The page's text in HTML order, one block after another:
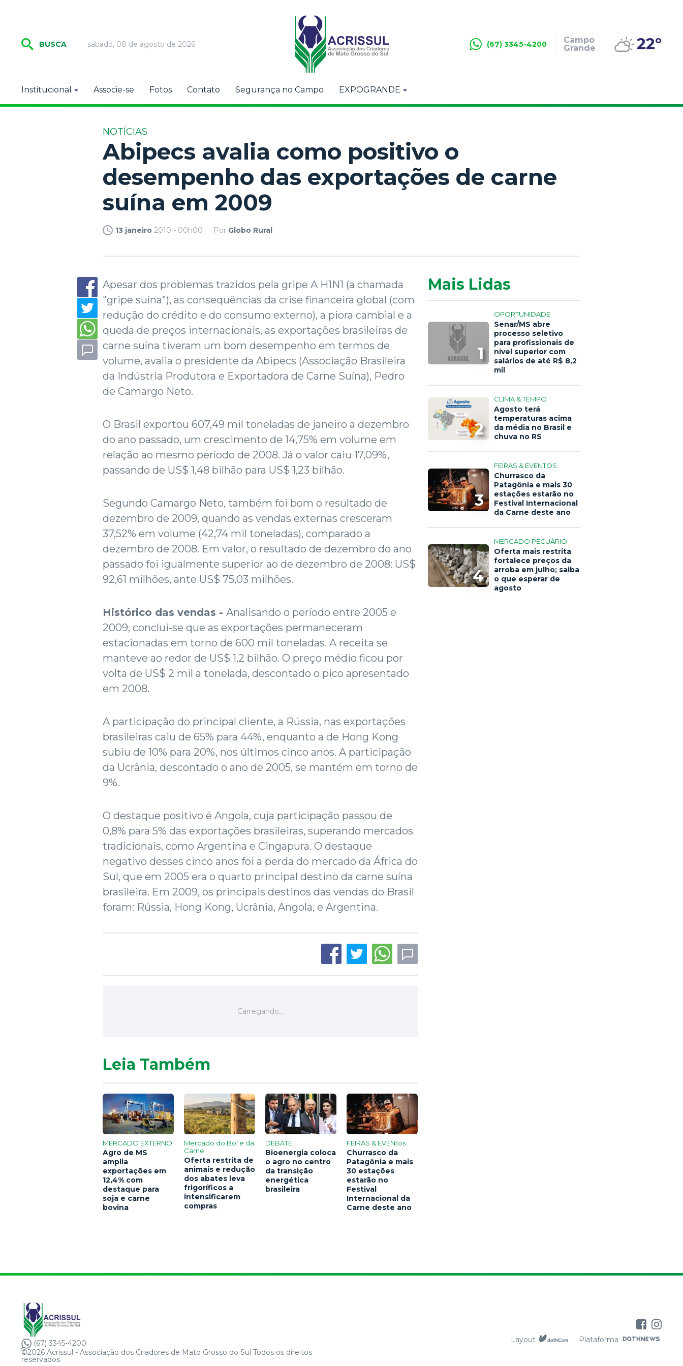
BUSCA sábado, 08 de agosto de 2026 (67) 3345-4200
Campo
Grande
22º
Institucional Associe-se Fotos Contato Segurança no Campo EXPOGRANDE
NOTÍCIAS
Abipecs avalia como positivo o
desempenho das exportações de carne
suína em 2009
13 janeiro 2010 - 00h00 Por Globo Rural
Apesar dos problemas trazidos pela gripe A H1N1 (a chamada
"gripe suína"), as consequências da crise financeira global (com
redução do crédito e do consumo externo), a piora cambial e a
queda de preços internacionais, as exportações brasileiras de
carne suína tiveram um bom desempenho em termos de
volume, avalia o presidente da Abipecs (Associação Brasileira
da Indústria Produtora e Exportadora de Carne Suína), Pedro
de Camargo Neto.
O Brasil exportou 607,49 mil toneladas de janeiro a dezembro
do ano passado, um crescimento de 14,75% em volume em
relação ao mesmo período de 2008. Já o valor caiu 17,09%,
passando de US$ 1,48 bilhão para US$ 1,23 bilhão.
Segundo Camargo Neto, também foi bom o resultado de
dezembro de 2009, quando as vendas externas cresceram
37,52% em volume (42,74 mil toneladas), comparado a
dezembro de 2008. Em valor, o resultado de dezembro do ano
passado foi igualmente superior ao de dezembro de 2008: US$
92,61 milhões, ante US$ 75,03 milhões.
Histórico das vendas - Analisando o período entre 2005 e
2009, conclui-se que as exportações permaneceram
estacionadas em torno de 600 mil toneladas. A receita se
manteve ao redor de US$ 1,2 bilhão. O preço médio ficou por
volta de US$ 2 mil a tonelada, descontado o pico apresentado
em 2008.
A participação do principal cliente, a Rússia, nas exportações
brasileiras caiu de 65% para 44%, enquanto a de Hong Kong
subiu de 10% para 20%, nos últimos cinco anos. A participação
da Ucrânia, descontado o ano de 2005, se mantém em torno de
9%.
O destaque positivo é Angola, cuja participação passou de
0,8% para 5% das exportações brasileiras, superando mercados
tradicionais, como Argentina e Cingapura. O destaque
negativo desses cinco anos foi a perda do mercado da África do
Sul, que em 2005 era o quarto principal destino da carne suína
brasileira. Em 2009, os principais destinos das vendas do Brasil
foram: Rússia, Hong Kong, Ucrânia, Angola, e Argentina.
Mais Lidas
1
OPORTUNIDADE
Senar/MS abre
processo seletivo
para profissionais de
nível superior com
salários de até R$ 8,2
mil
2
CLIMA & TEMPO
Agosto terá
temperaturas acima
da média no Brasil e
chuva no RS
3
FEIRAS & EVENTOS
Churrasco da
Patagônia e mais 30
estações estarão no
Festival Internacional
da Carne deste ano
4
MERCADO PECUÁRIO
Oferta mais restrita
fortalece preços da
arroba em julho; saiba
o que esperar de
agosto
Leia Também
MERCADO EXTERNO
Agro de MS
amplia
exportações em
12,4% com
destaque para
soja e carne
bovina
Mercado do Boi e da
Carne
Oferta restrita de
animais e redução
dos abates leva
frigoríficos a
intensificarem
compras
DEBATE
Bioenergia coloca
o agro no centro
da transição
energética
brasileira
FEIRAS & EVENtos
Churrasco da
Patagônia e mais
30 estações
estarão no
Festival
Internacional da
Carne deste ano
(67) 3345-4200
©2026 Acrissul - Associação dos Criadores de Mato Grosso do Sul Todos os direitos
reservados
Layout Plataforma